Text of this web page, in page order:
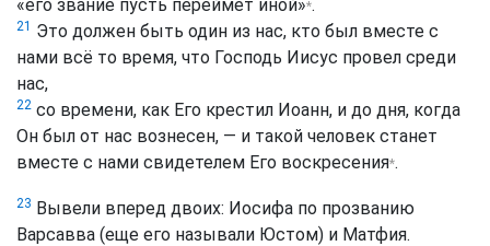
«его звание пусть переймет иной»*.
21 Это должен быть один из нас, кто был вместе с
нами всё то время, что Господь Иисус провел среди
нас,
22 со времени, как Его крестил Иоанн, и до дня, когда
Он был от нас вознесен, — и такой человек станет
вместе с нами свидетелем Его воскресения*.
23 Вывели вперед двоих: Иосифа по прозванию
Варсавва (еще его называли Юстом) и Матфия.